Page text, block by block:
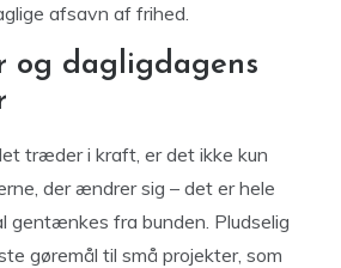
afsavn af frihed.
og dagligdagens
træder i kraft, er det ikke kun
der ændrer sig – det er hele
gentænkes fra bunden. Pludselig
gøremål til små projekter, som